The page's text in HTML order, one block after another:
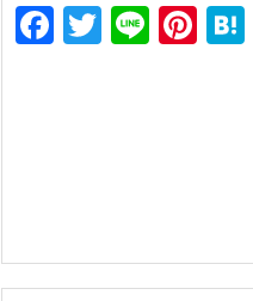
F
o
T
Li Pi